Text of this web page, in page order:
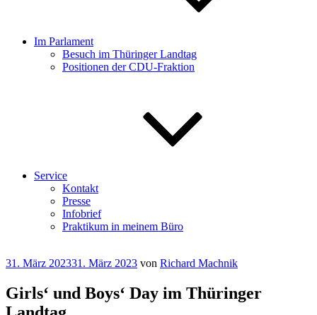
Im Parlament
Besuch im Thüringer Landtag
Positionen der CDU-Fraktion
Service
Kontakt
Presse
Infobrief
Praktikum in meinem Büro
Veröffentlicht
31. März 202331. März 2023 von Richard Machnik
Girls‘ und Boys‘ Day im Thüringer